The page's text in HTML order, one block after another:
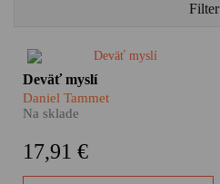
Filter
Deväť silných príbehov, deväť
rôznych pohľadov na
fascinujúce neurodivergentné
mysle. Autistický savant a
Tammet sa po výnimočnej
Deväť myslí
Daniel Tammet
Na sklade
17,91 €